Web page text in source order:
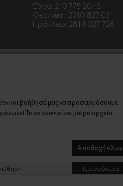
Έδρα: 210 775 2048
Θεσ/νίκη: 2310 827 031
Ηράκλειο: 2814 027 726
και βοήθησέ μας να προσαρμόσουμε
Τα cookies είναι μικρά αρχεία
Αποδοχή όλων
Περισσότερα